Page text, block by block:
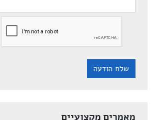
שלח הודעה
מאמרים מקצועיים